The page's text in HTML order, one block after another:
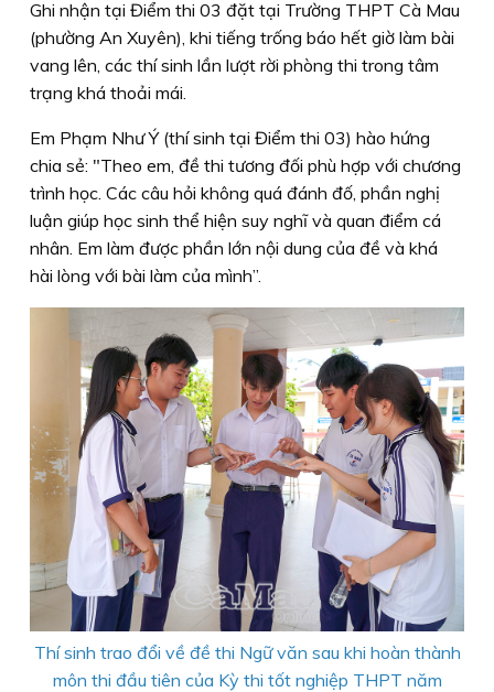
Ghi nhận tại Điểm thi 03 đặt tại Trường THPT Cà Mau
(phường An Xuyên), khi tiếng trống báo hết giờ làm bài
vang lên, các thí sinh lần lượt rời phòng thi trong tâm
trạng khá thoải mái.
Em Phạm Như Ý (thí sinh tại Điểm thi 03) hào hứng
chia sẻ: "Theo em, đề thi tương đối phù hợp với chương
trình học. Các câu hỏi không quá đánh đố, phần nghị
luận giúp học sinh thể hiện suy nghĩ và quan điểm cá
nhân. Em làm được phần lớn nội dung của đề và khá
hài lòng với bài làm của mình”.
Thí sinh trao đổi về đề thi Ngữ văn sau khi hoàn thành
môn thi đầu tiên của Kỳ thi tốt nghiệp THPT năm